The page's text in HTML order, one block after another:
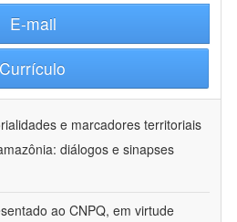
E-mail
Currículo
e marcadores territoriais
diálogos e sinapses
ao CNPQ, em virtude